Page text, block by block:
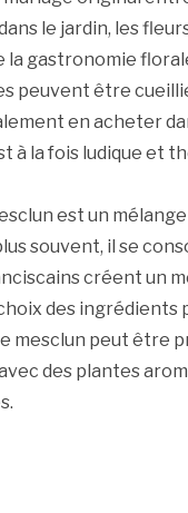
le jardin, les
la gastronomie
peuvent être
en acheter
à la fois ludique et
est un
souvent, il se
créent un
des ingrédients
mesclun peut être
des plantes